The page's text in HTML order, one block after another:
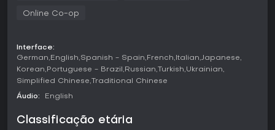
silencioso. Eventos especiais, como a aparição de um UFO,
trazem surpresas sem exigir interação. São 15 conquistas
no total, que premiam marcos como coletar certos patinhos
ou presenciar eventos, incentivando sessões mais longas
de observação idle.
Modos de Jogo
Online Co-op
Interface:
German English Spanish - Spain French Italian Japanese
Korean Portuguese - Brazil Russian Turkish Ukrainian
Simplified Chinese
Traditional Chinese
Áudio: English
Classificação etária